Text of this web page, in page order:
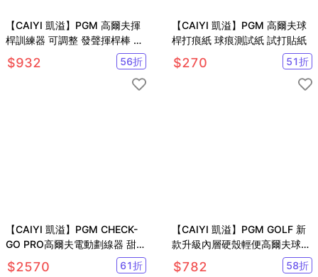
【CAIYI 凱溢】PGM 高爾夫揮
桿訓練器 可調整 發聲揮桿棒 手
型握把 初學練習用品
$932 56折
【CAIYI 凱溢】PGM 高爾夫球
桿打痕紙 球痕測試紙 試打貼紙
$270 51折
【CAIYI 凱溢】PGM CHECK-
GO PRO高爾夫電動劃線器 甜心
電動畫球器
$2570 61折
【CAIYI 凱溢】PGM GOLF 新
款升級內層硬殼輕便高爾夫球桿
包 裝5支桿
$782 58折